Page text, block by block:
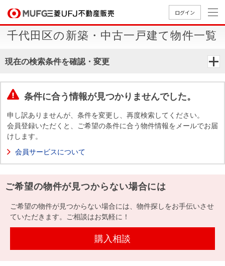
ログイン
買いたいTOP
中古
ショ
ンを
探す
新
中古
一戸
を探
売りたいTOP
無
査
定
売
相
談
AI
店舗案内TOP
店舗のご
都圏）
店舗のご
古屋）
店舗のご
西）
会社情報TOP
ごあいさ
会社概
MUFG
経営ビジ
ョン
組織図
役員一
覧
本社地
図
リリース
採用情報TOP
新卒採用
キャリア
買いたい
売りたい
店舗案内
会社情報
採用情報
法人のお客さま
提携企業にお勤めの方
会員ページ
千代田区の新築・中古一戸建て物件一覧
現在の検索条件を確認・変更
条件に合う情報が見つかりませんでした。
申し訳ありませんが、条件を変更し、再度検索してください。
会員登録いただくと、ご希望の条件に合う物件情報をメールでお届
けします。
会員サービスについて
ご希望の物件が見つからない場合には
ご希望の物件が見つからない場合には、物件探しをお手伝いさせ
ていただきます。ご相談はお気軽に！
購入相談